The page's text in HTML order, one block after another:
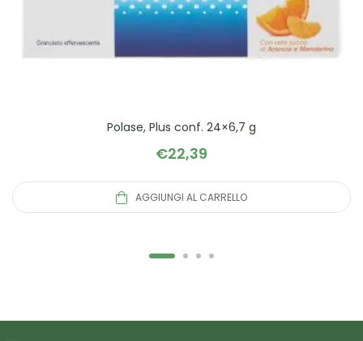
Polase, Plus conf. 24×6,7 g
€22,39
AGGIUNGI AL CARRELLO